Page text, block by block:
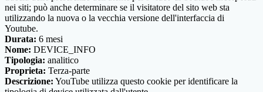
nei siti; può anche determinare se il visitatore del sito web sta
utilizzando la nuova o la vecchia versione dell'interfaccia di
Youtube.
Durata: 6 mesi
Nome: DEVICE_INFO
Tipologia: analitico
Proprieta: Terza-parte
Descrizione: YouTube utilizza questo cookie per identificare la